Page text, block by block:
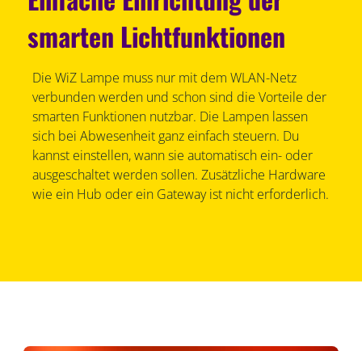
smarten Lichtfunktionen
Die WiZ Lampe muss nur mit dem WLAN-Netz
verbunden werden und schon sind die Vorteile der
smarten Funktionen nutzbar. Die Lampen lassen
sich bei Abwesenheit ganz einfach steuern. Du
kannst einstellen, wann sie automatisch ein- oder
ausgeschaltet werden sollen. Zusätzliche Hardware
wie ein Hub oder ein Gateway ist nicht erforderlich.